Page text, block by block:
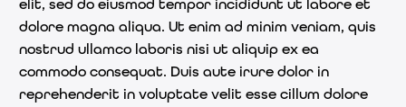
elit, sed do eiusmod tempor incididunt ut labore et
dolore magna aliqua. Ut enim ad minim veniam, quis
nostrud ullamco laboris nisi ut aliquip ex ea
commodo consequat. Duis aute irure dolor in
reprehenderit in voluptate velit esse cillum dolore